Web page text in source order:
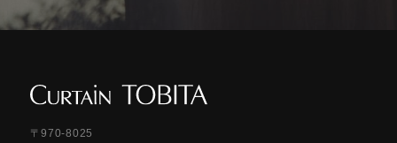
〒970-8025